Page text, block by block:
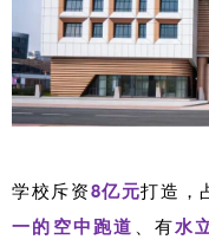
学校斥资8亿元打造，
一的空中跑道
、有水